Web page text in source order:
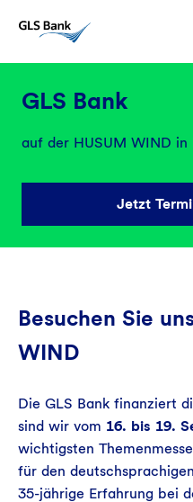
GLS Bank
auf der HUSUM WIND in
Jetzt
Besuchen Sie
WIND
Die GLS Bank finanziert
sind wir vom 16. bis 19.
wichtigsten
für den
35-jährige Erfahrung bei